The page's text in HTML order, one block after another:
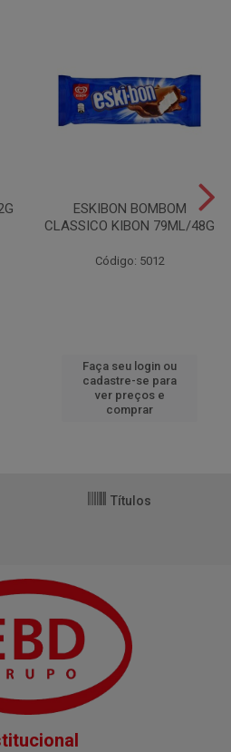
ESKIBON BOMBOM
CLASSICO KIBON 79ML/48G
Código: 5012
Faça seu login ou
cadastre-se para
ver preços e
comprar
Títulos